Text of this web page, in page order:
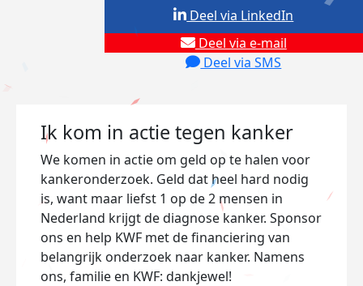
Deel via e-mail
Deel via SMS
Deel via LinkedIn
Ik kom in actie tegen kanker
We komen in actie om geld op te halen voor
kankeronderzoek. Geld dat heel hard nodig
is, want maar liefst 1 op de 2 mensen in
Nederland krijgt de diagnose kanker. Sponsor
ons en help KWF met de financiering van
belangrijk onderzoek naar kanker. Namens
ons, familie en KWF: dankjewel!